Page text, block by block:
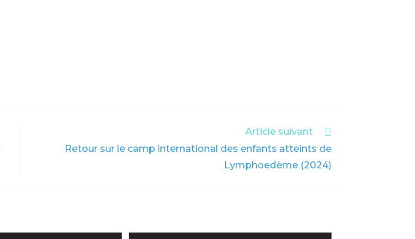
Article suivant
Retour sur le camp international des enfants atteints de
Lymphoedème (2024)